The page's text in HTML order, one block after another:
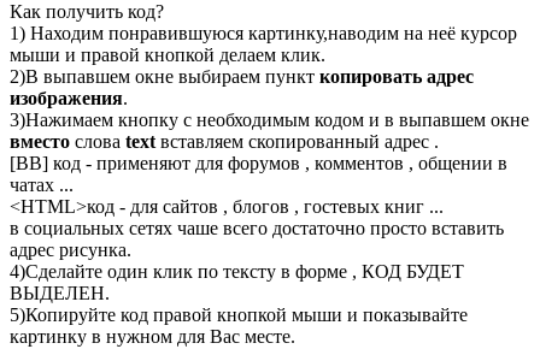
Как получить код?
1) Находим понравившуюся картинку,наводим на неё курсор
мыши и правой кнопкой делаем клик.
2)В выпавшем окне выбираем пункт копировать адрес
изображения.
3)Нажимаем кнопку с необходимым кодом и в выпавшем окне
вместо слова text вставляем скопированный адрес .
[BB] код - применяют для форумов , комментов , общении в
чатах ...
<HTML>код - для сайтов , блогов , гостевых книг ...
в социальных сетях чаше всего достаточно просто вставить
адрес рисунка.
4)Сделайте один клик по тексту в форме , КОД БУДЕТ
ВЫДЕЛЕН.
5)Копируйте код правой кнопкой мыши и показывайте
картинку в нужном для Вас месте.